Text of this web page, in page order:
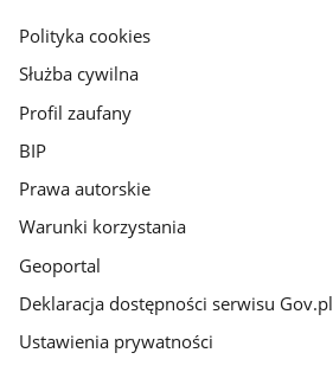
gov.pl
Polityka cookies
Służba cywilna
Profil zaufany
BIP
Prawa autorskie
Warunki korzystania
Geoportal
Deklaracja dostępności serwisu Gov.pl
Ustawienia prywatności